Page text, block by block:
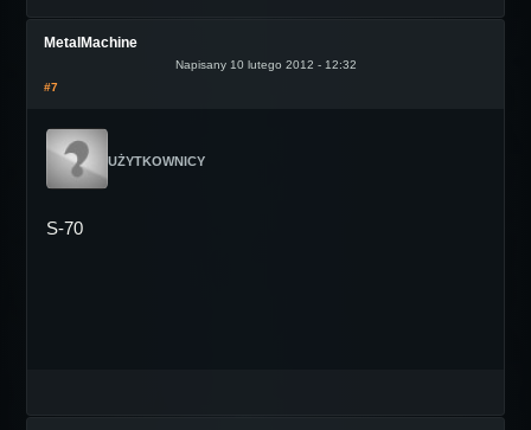
MetalMachine
Napisany 10 lutego 2012 - 12:32
#7
UŻYTKOWNICY
S-70